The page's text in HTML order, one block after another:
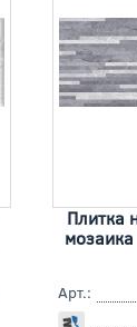
Плитка
Арт.: